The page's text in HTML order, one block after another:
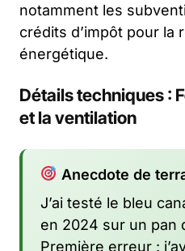
notamment les
crédits d’impôt pour la
énergétique.
Détails techniques :
et la ventilation
Anecdote de
J’ai testé le bleu
en 2024 sur un pan
Première erreur :